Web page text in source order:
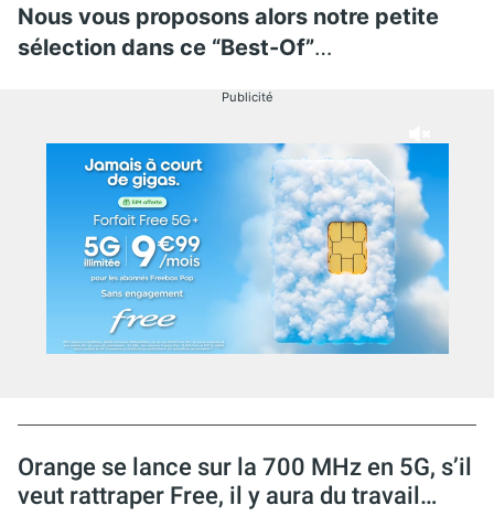
Nous vous proposons alors notre petite
sélection dans ce “Best-Of”…
Publicité
Orange se lance sur la 700 MHz en 5G, s’il
veut rattraper Free, il y aura du travail…